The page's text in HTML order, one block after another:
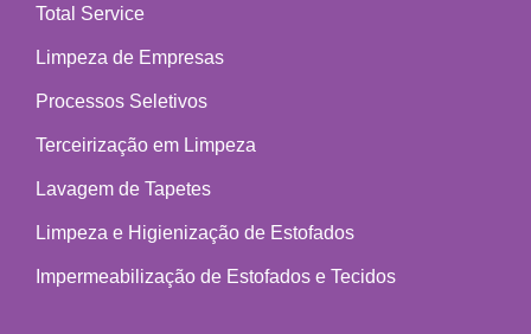
Total Service
Limpeza de Empresas
Processos Seletivos
Terceirização em Limpeza
Lavagem de Tapetes
Limpeza e Higienização de Estofados
Impermeabilização de Estofados e Tecidos